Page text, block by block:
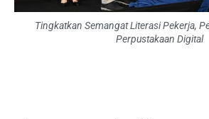
Tingkatkan Semangat Literasi Pekerja,
Perpustakaan Digital